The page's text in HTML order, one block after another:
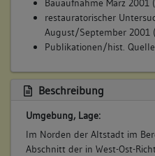
Erdgeschoss
Obergeschoss(e)
Ausstattung
5. Bauphase:
(1622)
Betroffene Gebäudeteile:
Bauaufnahme März 2001
restauratorischer
August/September 2001
Publikationen/hist.
Beschreibung
Umgebung, Lage:
Im Norden der Altstadt im
Abschnitt der in West-Ost-